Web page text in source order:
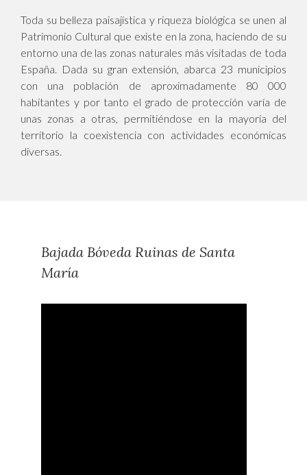
Toda su belleza paisajística y riqueza biológica se unen al
Patrimonio Cultural que existe en la zona, haciendo de su
entorno una de las zonas naturales más visitadas de toda
España. Dada su gran extensión, abarca 23 municipios
con una población de aproximadamente 80 000
habitantes y por tanto el grado de protección varía de
unas zonas a otras, permitiéndose en la mayoría del
territorio la coexistencia con actividades económicas
diversas.
Bajada Bóveda Ruinas de Santa
María